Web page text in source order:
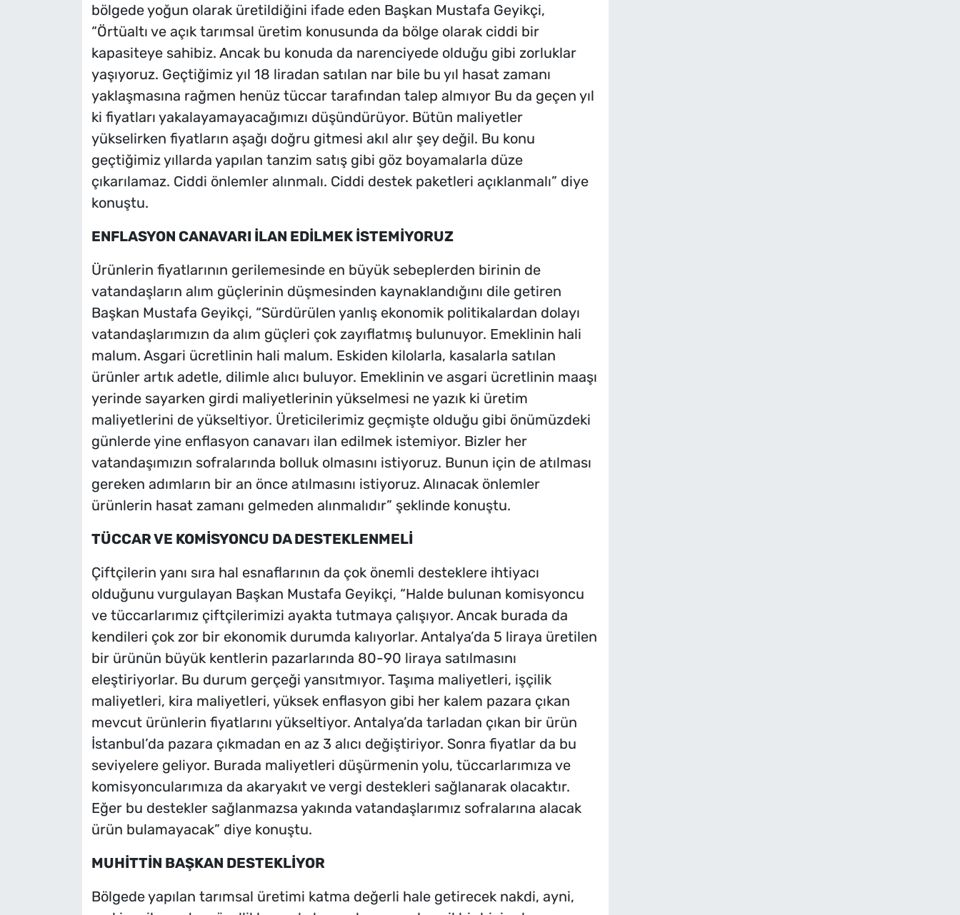
bölgede yoğun olarak üretildiğini ifade eden Başkan Mustafa Geyikçi,
“Örtüaltı ve açık tarımsal üretim konusunda da bölge olarak ciddi bir
kapasiteye sahibiz. Ancak bu konuda da narenciyede olduğu gibi zorluklar
yaşıyoruz. Geçtiğimiz yıl 18 liradan satılan nar bile bu yıl hasat zamanı
yaklaşmasına rağmen henüz tüccar tarafından talep almıyor Bu da geçen yıl
ki fiyatları yakalayamayacağımızı düşündürüyor. Bütün maliyetler
yükselirken fiyatların aşağı doğru gitmesi akıl alır şey değil. Bu konu
geçtiğimiz yıllarda yapılan tanzim satış gibi göz boyamalarla düze
çıkarılamaz. Ciddi önlemler alınmalı. Ciddi destek paketleri açıklanmalı” diye
konuştu.
ENFLASYON CANAVARI İLAN EDİLMEK İSTEMİYORUZ
Ürünlerin fiyatlarının gerilemesinde en büyük sebeplerden birinin de
vatandaşların alım güçlerinin düşmesinden kaynaklandığını dile getiren
Başkan Mustafa Geyikçi, “Sürdürülen yanlış ekonomik politikalardan dolayı
vatandaşlarımızın da alım güçleri çok zayıflatmış bulunuyor. Emeklinin hali
malum. Asgari ücretlinin hali malum. Eskiden kilolarla, kasalarla satılan
ürünler artık adetle, dilimle alıcı buluyor. Emeklinin ve asgari ücretlinin maaşı
yerinde sayarken girdi maliyetlerinin yükselmesi ne yazık ki üretim
maliyetlerini de yükseltiyor. Üreticilerimiz geçmişte olduğu gibi önümüzdeki
günlerde yine enflasyon canavarı ilan edilmek istemiyor. Bizler her
vatandaşımızın sofralarında bolluk olmasını istiyoruz. Bunun için de atılması
gereken adımların bir an önce atılmasını istiyoruz. Alınacak önlemler
ürünlerin hasat zamanı gelmeden alınmalıdır” şeklinde konuştu.
TÜCCAR VE KOMİSYONCU DA DESTEKLENMELİ
Çiftçilerin yanı sıra hal esnaflarının da çok önemli desteklere ihtiyacı
olduğunu vurgulayan Başkan Mustafa Geyikçi, “Halde bulunan komisyoncu
ve tüccarlarımız çiftçilerimizi ayakta tutmaya çalışıyor. Ancak burada da
kendileri çok zor bir ekonomik durumda kalıyorlar. Antalya’da 5 liraya üretilen
bir ürünün büyük kentlerin pazarlarında 80-90 liraya satılmasını
eleştiriyorlar. Bu durum gerçeği yansıtmıyor. Taşıma maliyetleri, işçilik
maliyetleri, kira maliyetleri, yüksek enflasyon gibi her kalem pazara çıkan
mevcut ürünlerin fiyatlarını yükseltiyor. Antalya’da tarladan çıkan bir ürün
İstanbul’da pazara çıkmadan en az 3 alıcı değiştiriyor. Sonra fiyatlar da bu
seviyelere geliyor. Burada maliyetleri düşürmenin yolu, tüccarlarımıza ve
komisyoncularımıza da akaryakıt ve vergi destekleri sağlanarak olacaktır.
Eğer bu destekler sağlanmazsa yakında vatandaşlarımız sofralarına alacak
ürün bulamayacak” diye konuştu.
MUHİTTİN BAŞKAN DESTEKLİYOR
Bölgede yapılan tarımsal üretimi katma değerli hale getirecek nakdi, ayni,